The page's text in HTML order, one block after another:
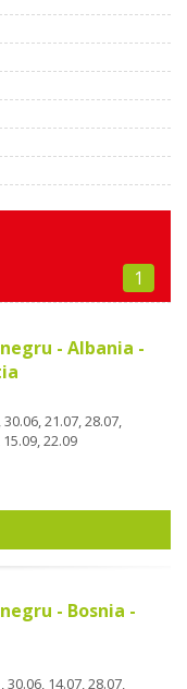
1
- Albania -
21.07, 28.07,
22.09
- Bosnia -
30.06, 14.07, 28.07,